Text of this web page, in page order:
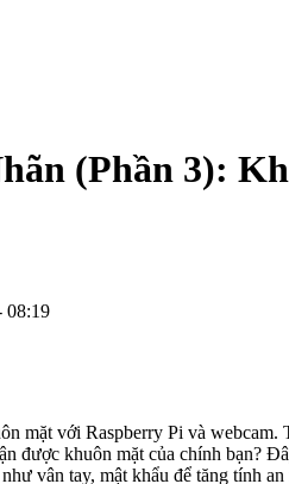
(Phần 3):
08:19
mặt với Raspberry Pi và
được khuôn mặt của chính
vân tay, mật khẩu để tăng tính